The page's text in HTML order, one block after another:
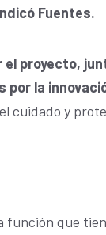
Fuentes.
proyecto,
por la
cuidado y
función que